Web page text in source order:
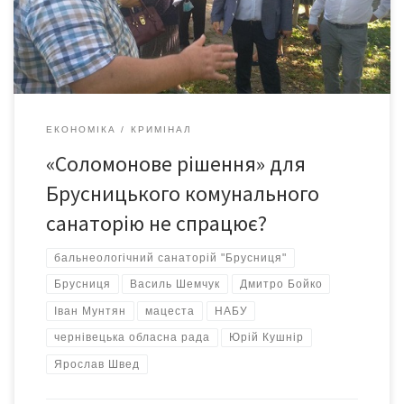
які сперечалися за право назватися матір’ю для однієї дитини.
Соломон сказав розділити дитину між ними, розрубавши […]
ЕКОНОМІКА КРИМІНАЛ
«Соломонове рішення» для
Брусницького комунального
санаторію не спрацює?
бальнеологічний санаторій "Брусниця"
Брусниця Василь Шемчук Дмитро Бойко
Іван Мунтян мацеста НАБУ
чернівецька обласна рада Юрій Кушнір
Ярослав Швед